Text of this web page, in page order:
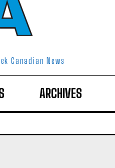
Canadian News
ARCHIVES